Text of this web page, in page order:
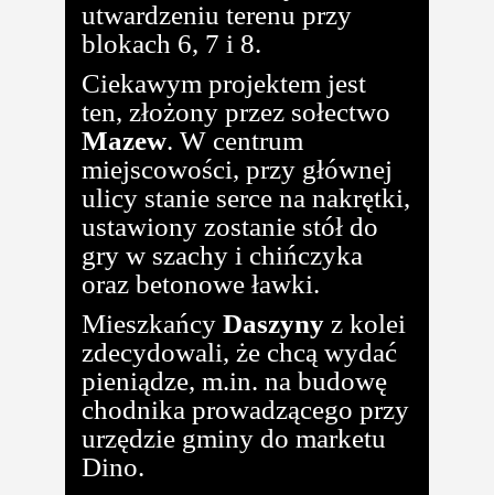
utwardzeniu terenu przy
blokach 6, 7 i 8.
Ciekawym projektem jest
ten, złożony przez sołectwo
Mazew. W centrum
miejscowości, przy głównej
ulicy stanie serce na nakrętki,
ustawiony zostanie stół do
gry w szachy i chińczyka
oraz betonowe ławki.
Mieszkańcy Daszyny z kolei
zdecydowali, że chcą wydać
pieniądze, m.in. na budowę
chodnika prowadzącego przy
urzędzie gminy do marketu
Dino.